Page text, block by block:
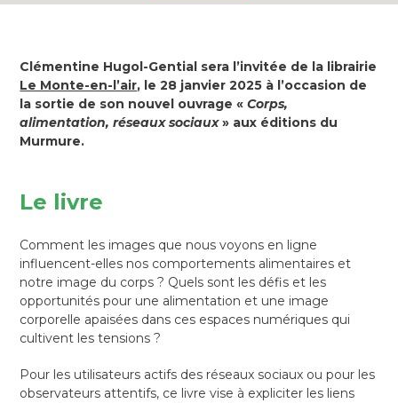
Clémentine Hugol-Gential sera l’invitée de la librairie
Le Monte-en-l’air, le 28 janvier 2025 à l’occasion de
la sortie de son nouvel ouvrage «Corps,
alimentation, réseaux sociaux» aux éditions du
Murmure.
Le livre
Comment les images que nous voyons en ligne
influencent-elles nos comportements alimentaires et
notre image du corps ? Quels sont les défis et les
opportunités pour une alimentation et une image
corporelle apaisées dans ces espaces numériques qui
cultivent les tensions ?
Pour les utilisateurs actifs des réseaux sociaux ou pour les
observateurs attentifs, ce livre vise à expliciter les liens